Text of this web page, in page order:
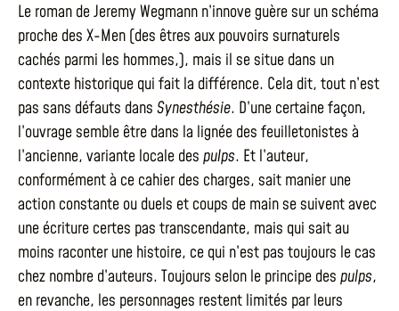
Le roman de Jeremy Wegmann n’innove guère sur un schéma
proche des X-Men (des êtres aux pouvoirs surnaturels
cachés parmi les hommes,), mais il se situe dans un
contexte historique qui fait la différence. Cela dit, tout n’est
pas sans défauts dans Synesthésie. D’une certaine façon,
l’ouvrage semble être dans la lignée des feuilletonistes à
l’ancienne, variante locale des pulps. Et l’auteur,
conformément à ce cahier des charges, sait manier une
action constante ou duels et coups de main se suivent avec
une écriture certes pas transcendante, mais qui sait au
moins raconter une histoire, ce qui n’est pas toujours le cas
chez nombre d’auteurs. Toujours selon le principe des pulps,
en revanche, les personnages restent limités par leurs